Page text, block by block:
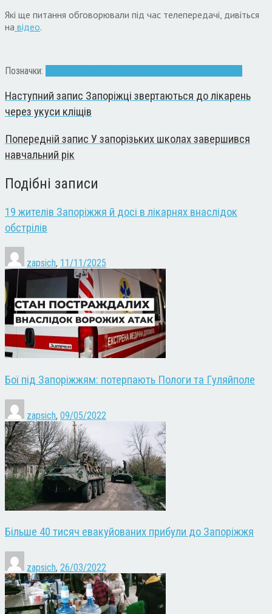
Які ще питання обговорювали під час телепередачі, дивіться
на відео.
Позначки:
Наступний запис Запоріжці звертаються до лікарень
через укуси кліщів
Попередній запис У запорізьких школах завершився
навчальний рік
Подібні записи
19 жителів Запоріжжя й досі в лікарнях внаслідок
обстрілів
zapsich, 11/11/2025
Бої під Запоріжжям: потерпають Пологи та Гуляйполе
zapsich, 09/05/2022
Більше 40 тисяч евакуйованих прибули до Запоріжжя
zapsich, 26/03/2022